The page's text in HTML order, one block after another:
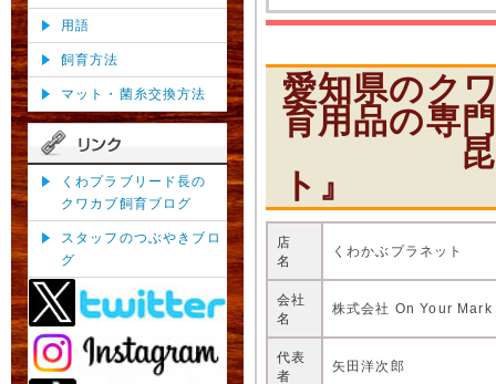
用語
飼育方法
マット・菌糸交換方法
くわプラブリード長の
クワカブ飼育ブログ
スタッフのつぶやきブロ
グ
愛知県のク
育用品の専
昆虫シ
ト』
店
名
くわかぶプラネット
会社
名
株式会社 On Your Mark
代表
者
矢田洋次郎